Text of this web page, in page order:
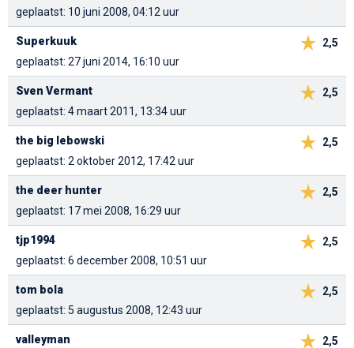
geplaatst: 10 juni 2008, 04:12 uur
2,5
Superkuuk
geplaatst: 27 juni 2014, 16:10 uur
2,5
Sven Vermant
geplaatst: 4 maart 2011, 13:34 uur
2,5
the big lebowski
geplaatst: 2 oktober 2012, 17:42 uur
2,5
the deer hunter
geplaatst: 17 mei 2008, 16:29 uur
2,5
tjp1994
geplaatst: 6 december 2008, 10:51 uur
2,5
tom bola
geplaatst: 5 augustus 2008, 12:43 uur
2,5
valleyman